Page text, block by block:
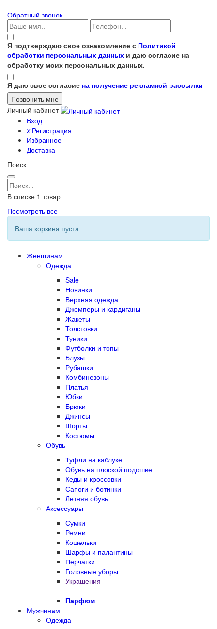
Обратный звонок
Я подтверждаю свое ознакомление с Политикой
обработки персональных данных и даю согласие на
обработку моих персональных данных.
Я даю свое согласие на получение рекламной рассылки
Личный кабинет
Вход
xРегистрация
Избранное
Доставка
Поиск
В списке 1 товар
Посмотреть все
Ваша корзина пуста
Женщинам
Одежда
Sale
Новинки
Верхняя одежда
Джемперы и кардиганы
Жакеты
Толстовки
Туники
Футболки и топы
Блузы
Рубашки
Комбинезоны
Платья
Юбки
Брюки
Джинсы
Шорты
Костюмы
Обувь
Туфли на каблуке
Обувь на плоской подошве
Кеды и кроссовки
Сапоги и ботинки
Летняя обувь
Аксессуары
Сумки
Ремни
Кошельки
Шарфы и палантины
Перчатки
Головные уборы
Украшения
Парфюм
Мужчинам
Одежда